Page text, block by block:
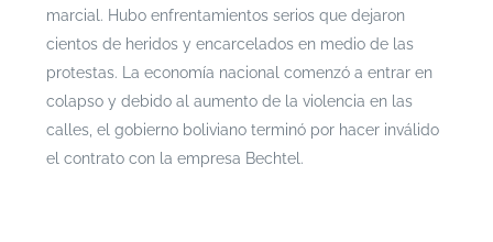
marcial. Hubo enfrentamientos serios que dejaron
cientos de heridos y encarcelados en medio de las
protestas. La economía nacional comenzó a entrar en
colapso y debido al aumento de la violencia en las
calles, el gobierno boliviano terminó por hacer inválido
el contrato con la empresa Bechtel.